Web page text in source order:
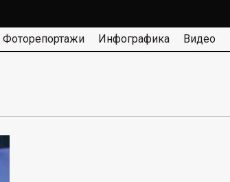
Фоторепортажи Инфографика Видео